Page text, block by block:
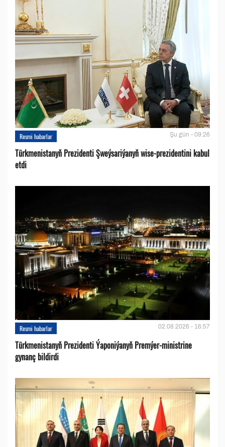
Resmi habarlar Şu gün - 09:26
Türkmenistanyň Prezidenti Şweýsariýanyň wise-prezidentini kabul
etdi
Resmi habarlar 02.08.2026 - 16:57
Türkmenistanyň Prezidenti Ýaponiýanyň Premýer-ministrine
gynanç bildirdi